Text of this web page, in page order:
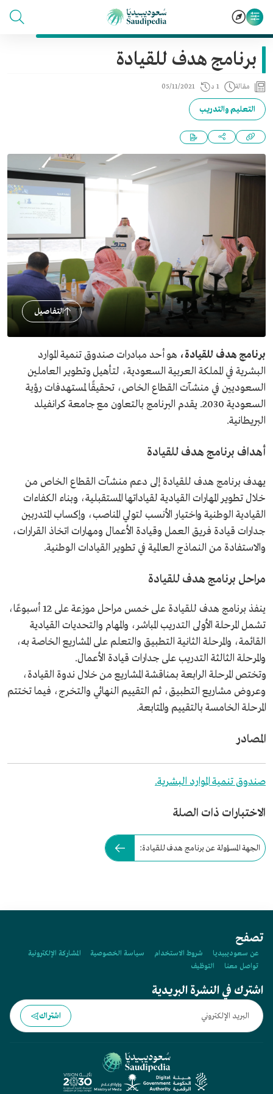
برنامج هدف للقيادة
مقالة 1 د 05/11/2021
التعليم والتدريب
التفاصيل
برنامج هدف للقيادة، هو أحد مبادرات صندوق تنمية الموارد
البشرية في المملكة العربية السعودية، لتأهيل وتطوير العاملين
السعوديين في منشآت القطاع الخاص، تحقيقًا لمستهدفات رؤية
السعودية 2030. يقدم البرنامج بالتعاون مع جامعة كرانفيلد
البريطانية.
أهداف برنامج هدف للقيادة
يهدف برنامج هدف للقيادة إلى دعم منشآت القطاع الخاص من
خلال تطوير المهارات القيادية لقياداتها المستقبلية، وبناء الكفاءات
القيادية الوطنية واختيار الأنسب لتولي المناصب، وإكساب المتدربين
جدارات قيادة فريق العمل وقيادة الأعمال ومهارات اتخاذ القرارات،
والاستفادة من النماذج العالمية في تطوير القيادات الوطنية.
مراحل برنامج هدف للقيادة
ينفذ برنامج هدف للقيادة على خمس مراحل موزعة على 12 أسبوعًا،
تشمل المرحلة الأولى التدريب المباشر، والمهام والتحديات القيادية
القائمة، والمرحلة الثانية التطبيق والتعلم على المشاريع الخاصة به،
والمرحلة الثالثة التدريب على جدارات قيادة الأعمال.
وتختص المرحلة الرابعة بمناقشة المشاريع من خلال ندوة القيادة،
وعروض مشاريع التطبيق، ثم التقييم النهائي والتخرج، فيما تختتم
المرحلة الخامسة بالتقييم والمتابعة.
المصادر
صندوق تنمية الموارد البشرية.
الاختبارات ذات الصلة
الجهة المسؤولة عن برنامج هدف للقيادة:
تصفح
عن سعوديبيديا شروط الاستخدام سياسة الخصوصية
المشاركة الإلكترونية
تواصل معنا
التوظيف
اشترك في النشرة البريدية
اشتراك